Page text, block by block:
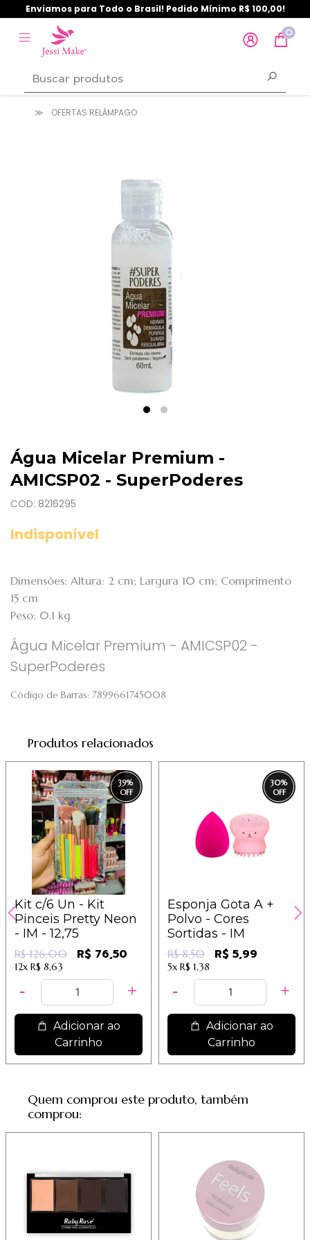
Enviamos para Todo o Brasil! Pedido Mínimo R$ 100,00!
0
OFERTAS RELÂMPAGO
Água Micelar Premium -
AMICSP02 - SuperPoderes
COD: 8216295
Indisponível
Dimensões: Altura: 2 cm; Largura 10 cm; Comprimento
15 cm
Peso: 0.1 kg
Água Micelar Premium - AMICSP02 -
SuperPoderes
Código de Barras: 7899661745008
Produtos relacionados
39%
Kit c/6 Un - Kit
Pinceis Pretty Neon
- IM - 12,75
R$ 126,00 R$ 76,50
12x R$ 8,63
Adicionar ao
Carrinho
30%
Esponja Gota A +
Polvo - Cores
Sortidas - IM
R$ 8,50 R$ 5,99
5x R$ 1,38
Adicionar ao
Carrinho
Quem comprou este produto, também
comprou: